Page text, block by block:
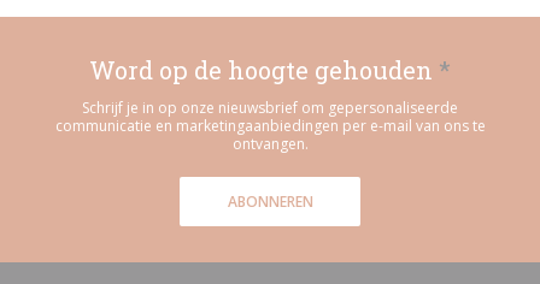
Word op de hoogte gehouden *
Schrijf je in op onze nieuwsbrief om gepersonaliseerde
communicatie en marketingaanbiedingen per e-mail van ons te
ontvangen.
ABONNEREN